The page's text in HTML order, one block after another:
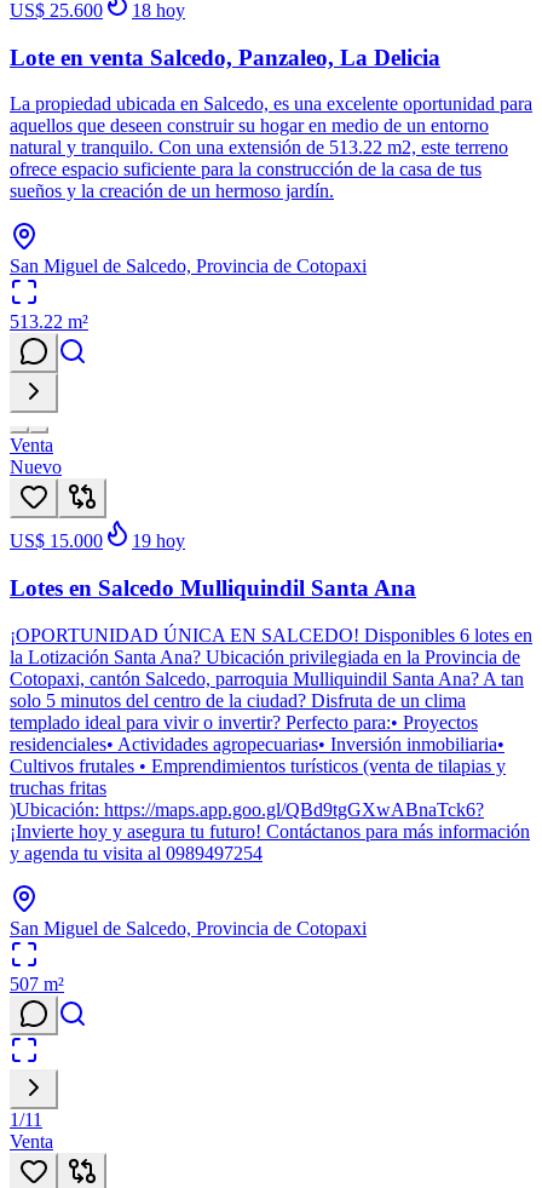
US$ 25.600 18 hoy
Lote en venta Salcedo, Panzaleo, La Delicia
La propiedad ubicada en Salcedo, es una excelente oportunidad para
aquellos que deseen construir su hogar en medio de un entorno
natural y tranquilo. Con una extensión de 513.22 m2, este terreno
ofrece espacio suficiente para la construcción de la casa de tus
sueños y la creación de un hermoso jardín.
San Miguel de Salcedo, Provincia de Cotopaxi
513.22 m²
Venta
Nuevo
US$ 15.000 19 hoy
Lotes en Salcedo Mulliquindil Santa Ana
¡OPORTUNIDAD ÚNICA EN SALCEDO! Disponibles 6 lotes en
la Lotización Santa Ana? Ubicación privilegiada en la Provincia de
Cotopaxi, cantón Salcedo, parroquia Mulliquindil Santa Ana? A tan
solo 5 minutos del centro de la ciudad? Disfruta de un clima
templado ideal para vivir o invertir? Perfecto para:• Proyectos
residenciales• Actividades agropecuarias• Inversión inmobiliaria•
Cultivos frutales • Emprendimientos turísticos (venta de tilapias y
truchas fritas
)Ubicación: https://maps.app.goo.gl/QBd9tgGXwABnaTck6?
¡Invierte hoy y asegura tu futuro! Contáctanos para más información
y agenda tu visita al 0989497254
San Miguel de Salcedo, Provincia de Cotopaxi
507 m²
1/11
Venta